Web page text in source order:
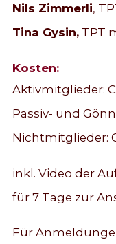
Nils Zimmerli,
Tina Gysin,TPT
Kosten:
Aktivmitglieder:
Passiv- und
Nichtmitglieder:
inkl. Video der
für 7 Tage zur
Für